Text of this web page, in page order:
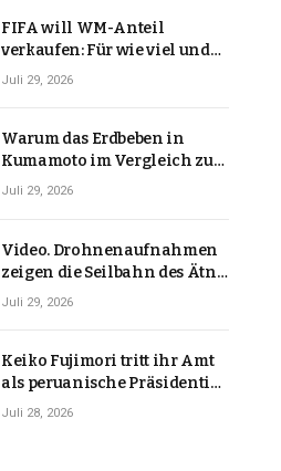
FIFA will WM-Anteil
verkaufen: Für wie viel und
warum macht Gianni
Juli 29, 2026
Warum das Erdbeben in
Kumamoto im Vergleich zu
den meisten Erdbeben, die
Juli 29, 2026
Video. Drohnenaufnahmen
zeigen die Seilbahn des Ätna
über einer Vulkanlandschaft
Juli 29, 2026
Keiko Fujimori tritt ihr Amt
als peruanische Präsidentin
an und verspricht, das
Juli 28, 2026